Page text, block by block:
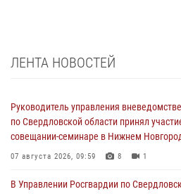
ЛЕНТА НОВОСТЕЙ
Руководитель управления
по Свердловской области принял
совещании-семинаре в Нижнем
07 августа 2026, 09:59 8 1
В Управлении Росгвардии по